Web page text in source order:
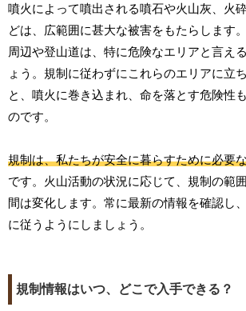
噴火によって噴出される噴石や火山灰、火
どは、広範囲に甚大な被害をもたらします
周辺や登山道は、特に危険なエリアと言え
ょう。規制に従わずにこれらのエリアに立
と、噴火に巻き込まれ、命を落とす危険性
のです。
規制は、私たちが安全に暮らすために必要
です。火山活動の状況に応じて、規制の範
間は変化します。常に最新の情報を確認し
に従うようにしましょう。
規制情報はいつ、どこで入手できる？